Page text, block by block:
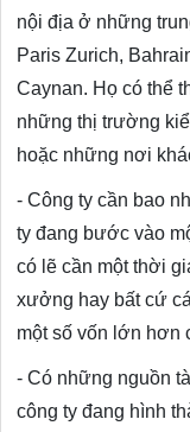
nội địa ở những
Paris Zurich,
Caynan. Họ có thể
những thị trường
hoặc những nơi
- Công ty cần bao
ty đang bước vào
có lẽ cần một thời
xưởng hay bất cứ
một số vốn lớn hơn
- Có những nguồn
công ty đang hình